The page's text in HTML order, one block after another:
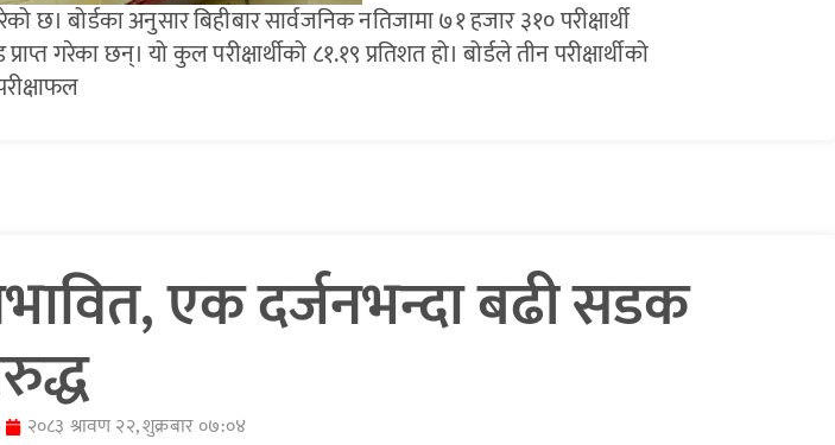
छ। बोर्डका अनुसार बिहीबार सार्वजनिक नतिजामा ७१ हजार ३१० परीक्षार्थी
गरेका छन्। यो कुल परीक्षार्थीको ८१.१९ प्रतिशत हो। बोर्डले तीन परीक्षार्थीको
एक दर्जनभन्दा बढी सडक
२०८३ श्रावण २२, शुक्रबार ०७:०४